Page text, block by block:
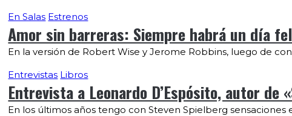
En Salas Estrenos
Amor sin barreras: Siempre habrá un día
En la versión de Robert Wise y Jerome Robbins, luego de
Entrevistas Libros
Entrevista a Leonardo D’Espósito, autor de
En los últimos años tengo con Steven Spielberg